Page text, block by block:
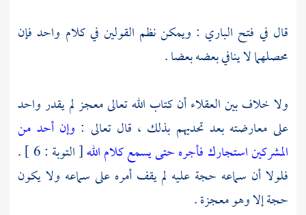
قال في فتح الباري : ويمكن نظم القولين في كلام واحد فإن
محصلهما لا ينافي بعضه بعضا .
ولا خلاف بين العقلاء أن كتاب الله تعالى معجز لم يقدر واحد
على معارضته بعد تحديهم بذلك ، قال تعالى : وإن أحد من
المشركين استجارك فأجره حتى يسمع كلام الله
[ التوبة : 6 ] .
فلولا أن سماعه حجة عليه لم يقف أمره على سماعه ولا يكون
حجة إلا وهو معجزة .